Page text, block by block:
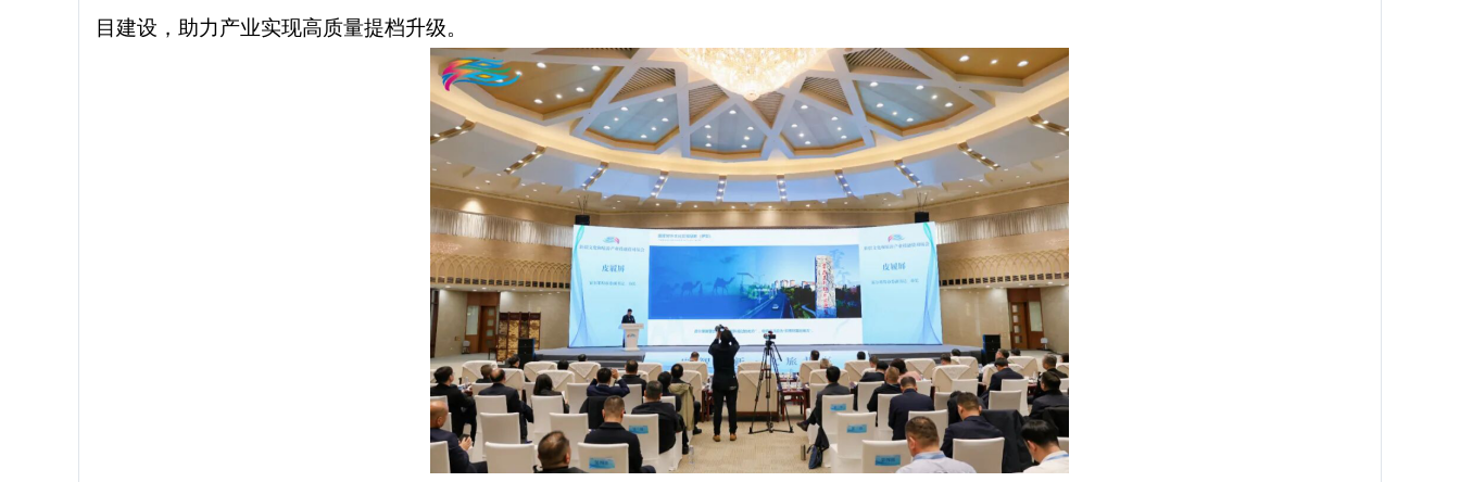
目建设，助力产业实现高质量提档升级。